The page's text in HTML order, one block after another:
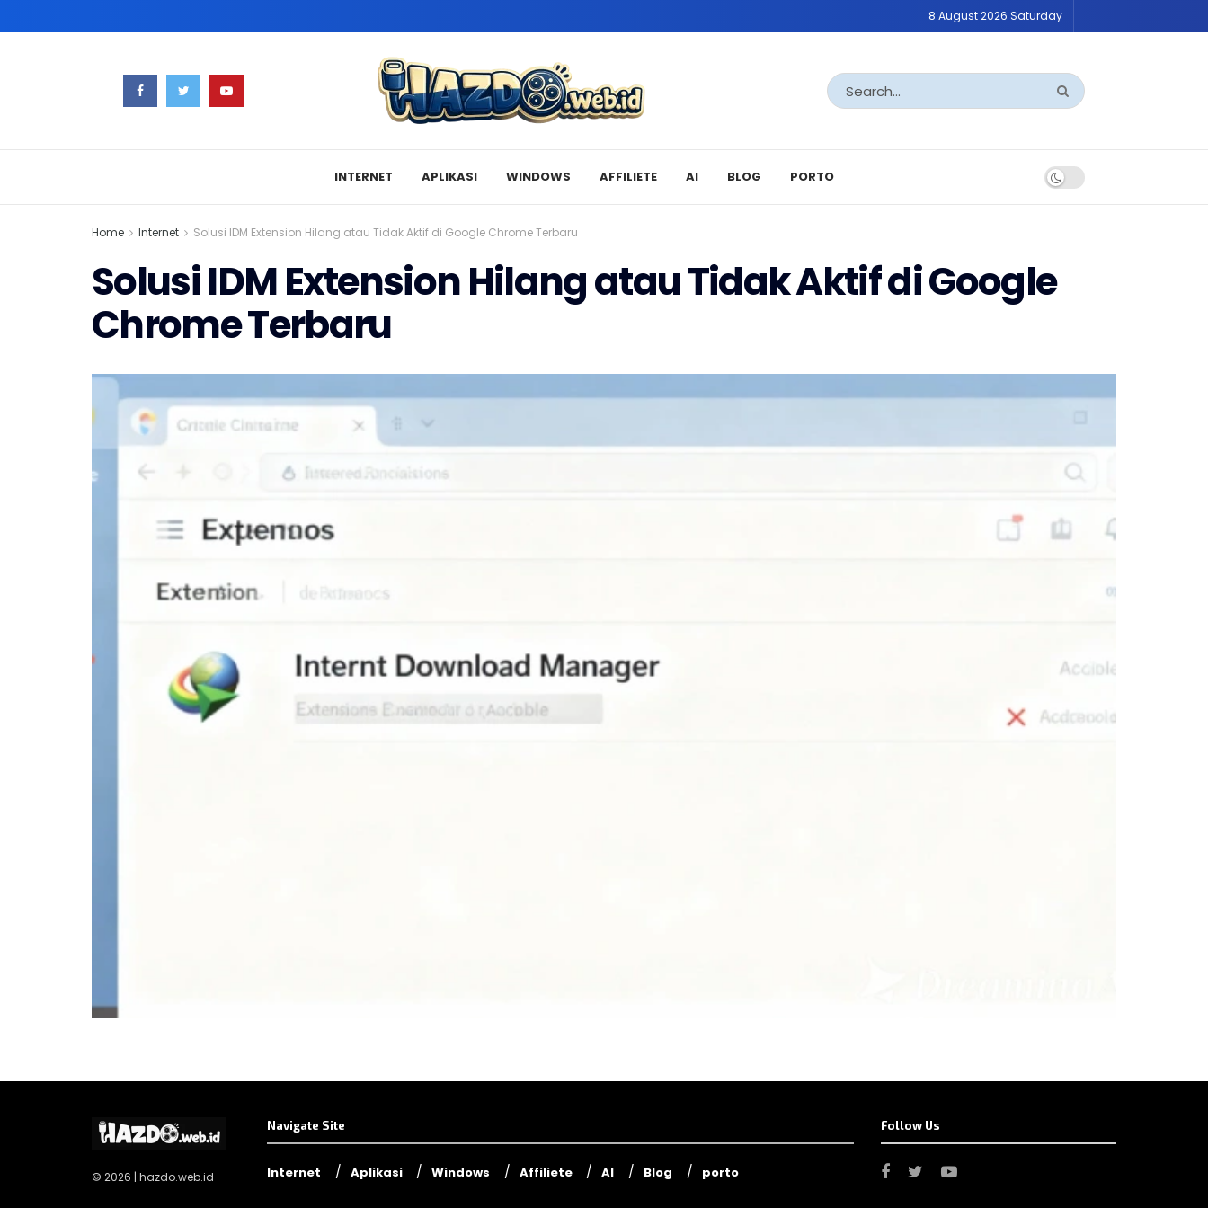
8 August 2026 Saturday
INTERNET APLIKASI WINDOWS AFFILIETE AI BLOG PORTO
Home Internet Solusi IDM Extension Hilang atau Tidak Aktif di Google Chrome Terbaru
Solusi IDM Extension Hilang atau Tidak Aktif di Google
Chrome Terbaru
© 2026 | hazdo.web.id
Navigate Site
Internet Aplikasi Windows Affiliete AI Blog porto
Follow Us